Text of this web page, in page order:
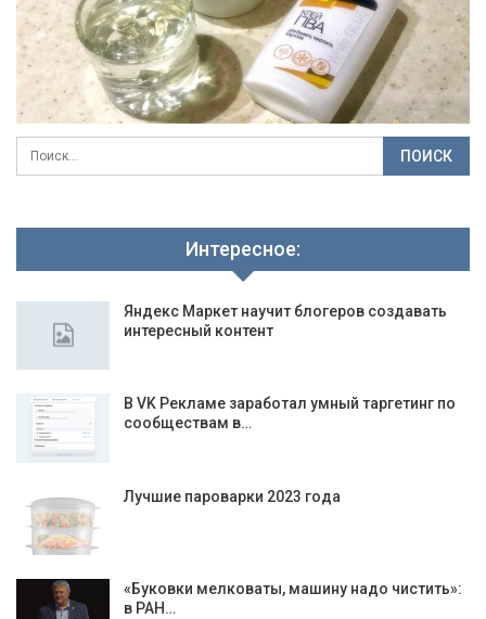
Интересное:
Яндекс Маркет научит блогеров создавать
интересный контент
В VK Рекламе заработал умный таргетинг по
сообществам в…
Лучшие пароварки 2023 года
«Буковки мелковаты, машину надо чистить»:
в РАН…